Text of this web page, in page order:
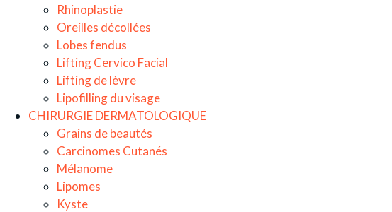
Rhinoplastie
Oreilles décollées
Lobes fendus
Lifting Cervico Facial
Lifting de lèvre
Lipofilling du visage
CHIRURGIE DERMATOLOGIQUE
Grains de beautés
Carcinomes Cutanés
Mélanome
Lipomes
Kyste